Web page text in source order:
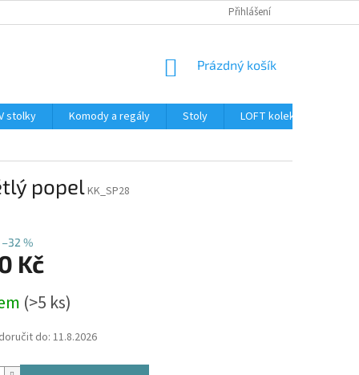
OBCHODNÍ PODMÍNKY PODMÍNKY
Přihlášení
NÁKUPNÍ
Prázdný košík
stolky Komody a regály Stoly LOFT kolekce
popelKK_SP28
–32 %
Kč
(>5 ks)
do: 11.8.2026